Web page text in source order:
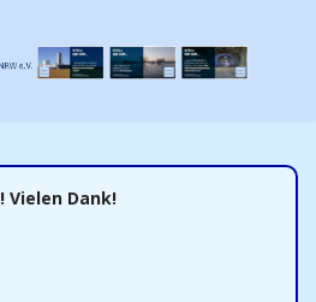
Vielen Dank!